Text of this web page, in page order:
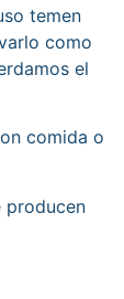
temen
como
el
comida o
producen